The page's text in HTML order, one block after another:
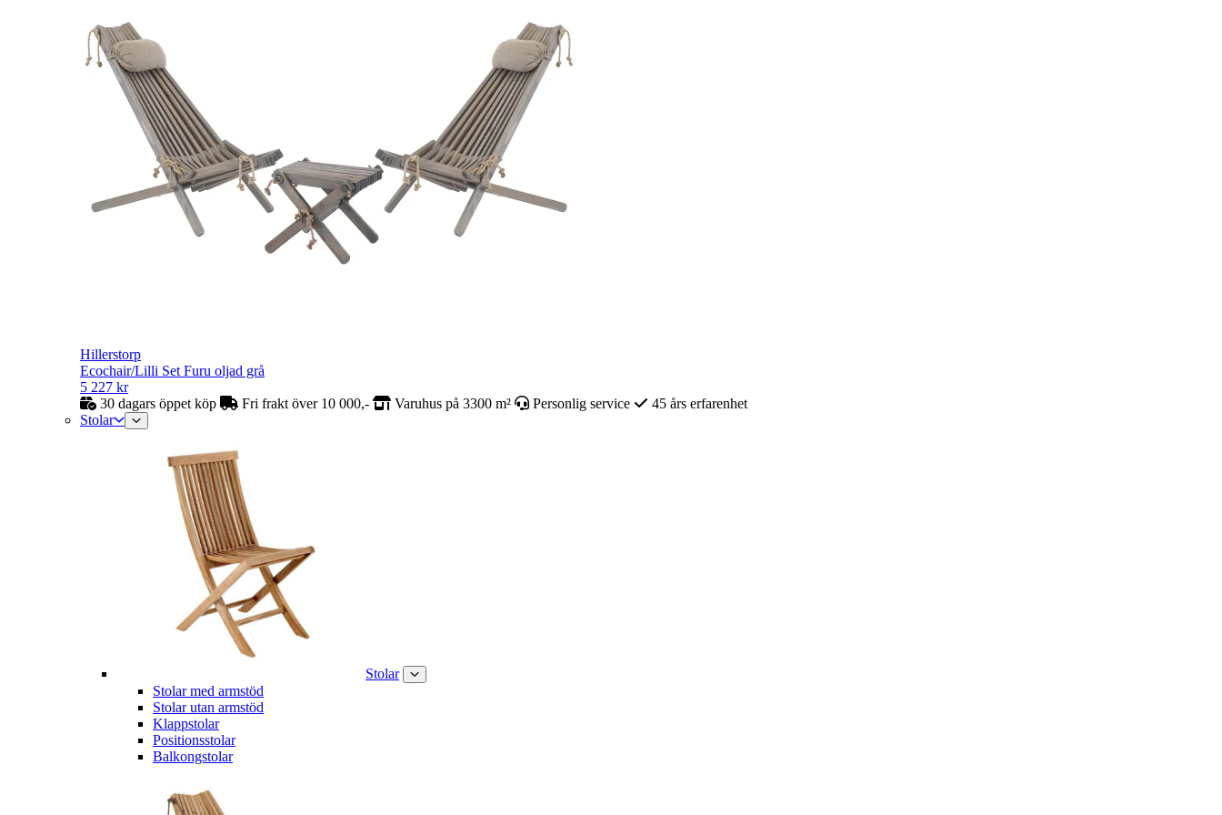
Hillerstorp
Ecochair/Lilli Set Furu oljad grå
5 227 kr
30 dagars öppet köp
Fri frakt över 10 000,- Varuhus på 3300 m² Personlig service
45 års erfarenhet
Stolar
Stolar
Stolar med armstöd
Stolar utan armstöd
Klappstolar
Positionsstolar
Balkongstolar